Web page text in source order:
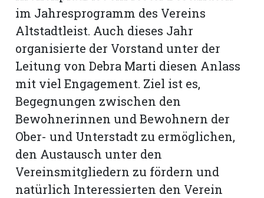
im Jahresprogramm des Vereins
Altstadtleist. Auch dieses Jahr
organisierte der Vorstand unter der
Leitung von Debra Marti diesen Anlass
mit viel Engagement. Ziel ist es,
Begegnungen zwischen den
Bewohnerinnen und Bewohnern der
Ober- und Unterstadt zu ermöglichen,
den Austausch unter den
Vereinsmitgliedern zu fördern und
natürlich Interessierten den Verein